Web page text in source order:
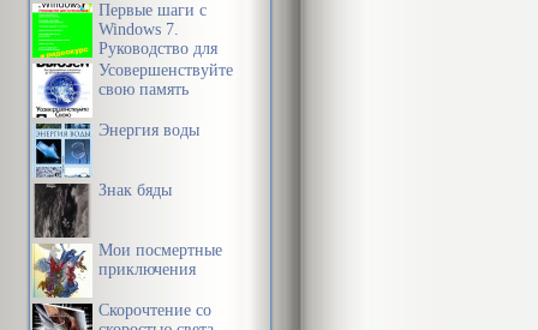
Первые шаги с
Windows 7.
Руководство для
начинающих
Усовершенствуйте
свою память
Энергия воды
Знак бяды
Мои посмертные
приключения
Скорочтение со